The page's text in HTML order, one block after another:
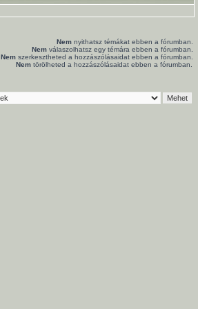
Nem nyithatsz témákat ebben a fórumban.
Nem válaszolhatsz egy témára ebben a fórumban.
Nem szerkesztheted a hozzászólásaidat ebben a fórumban.
Nem törölheted a hozzászólásaidat ebben a fórumban.